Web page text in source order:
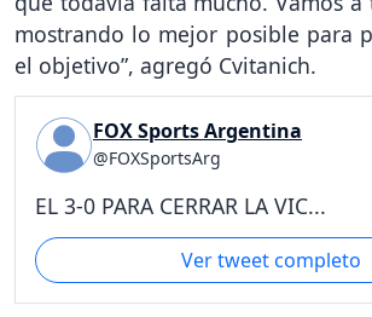
mostrando lo mejor posible para
el objetivo”, agregó Cvitanich.
FOX Sports Argentina
@FOXSportsArg
EL 3-0 PARA CERRAR LA VIC...
Ver tweet completo